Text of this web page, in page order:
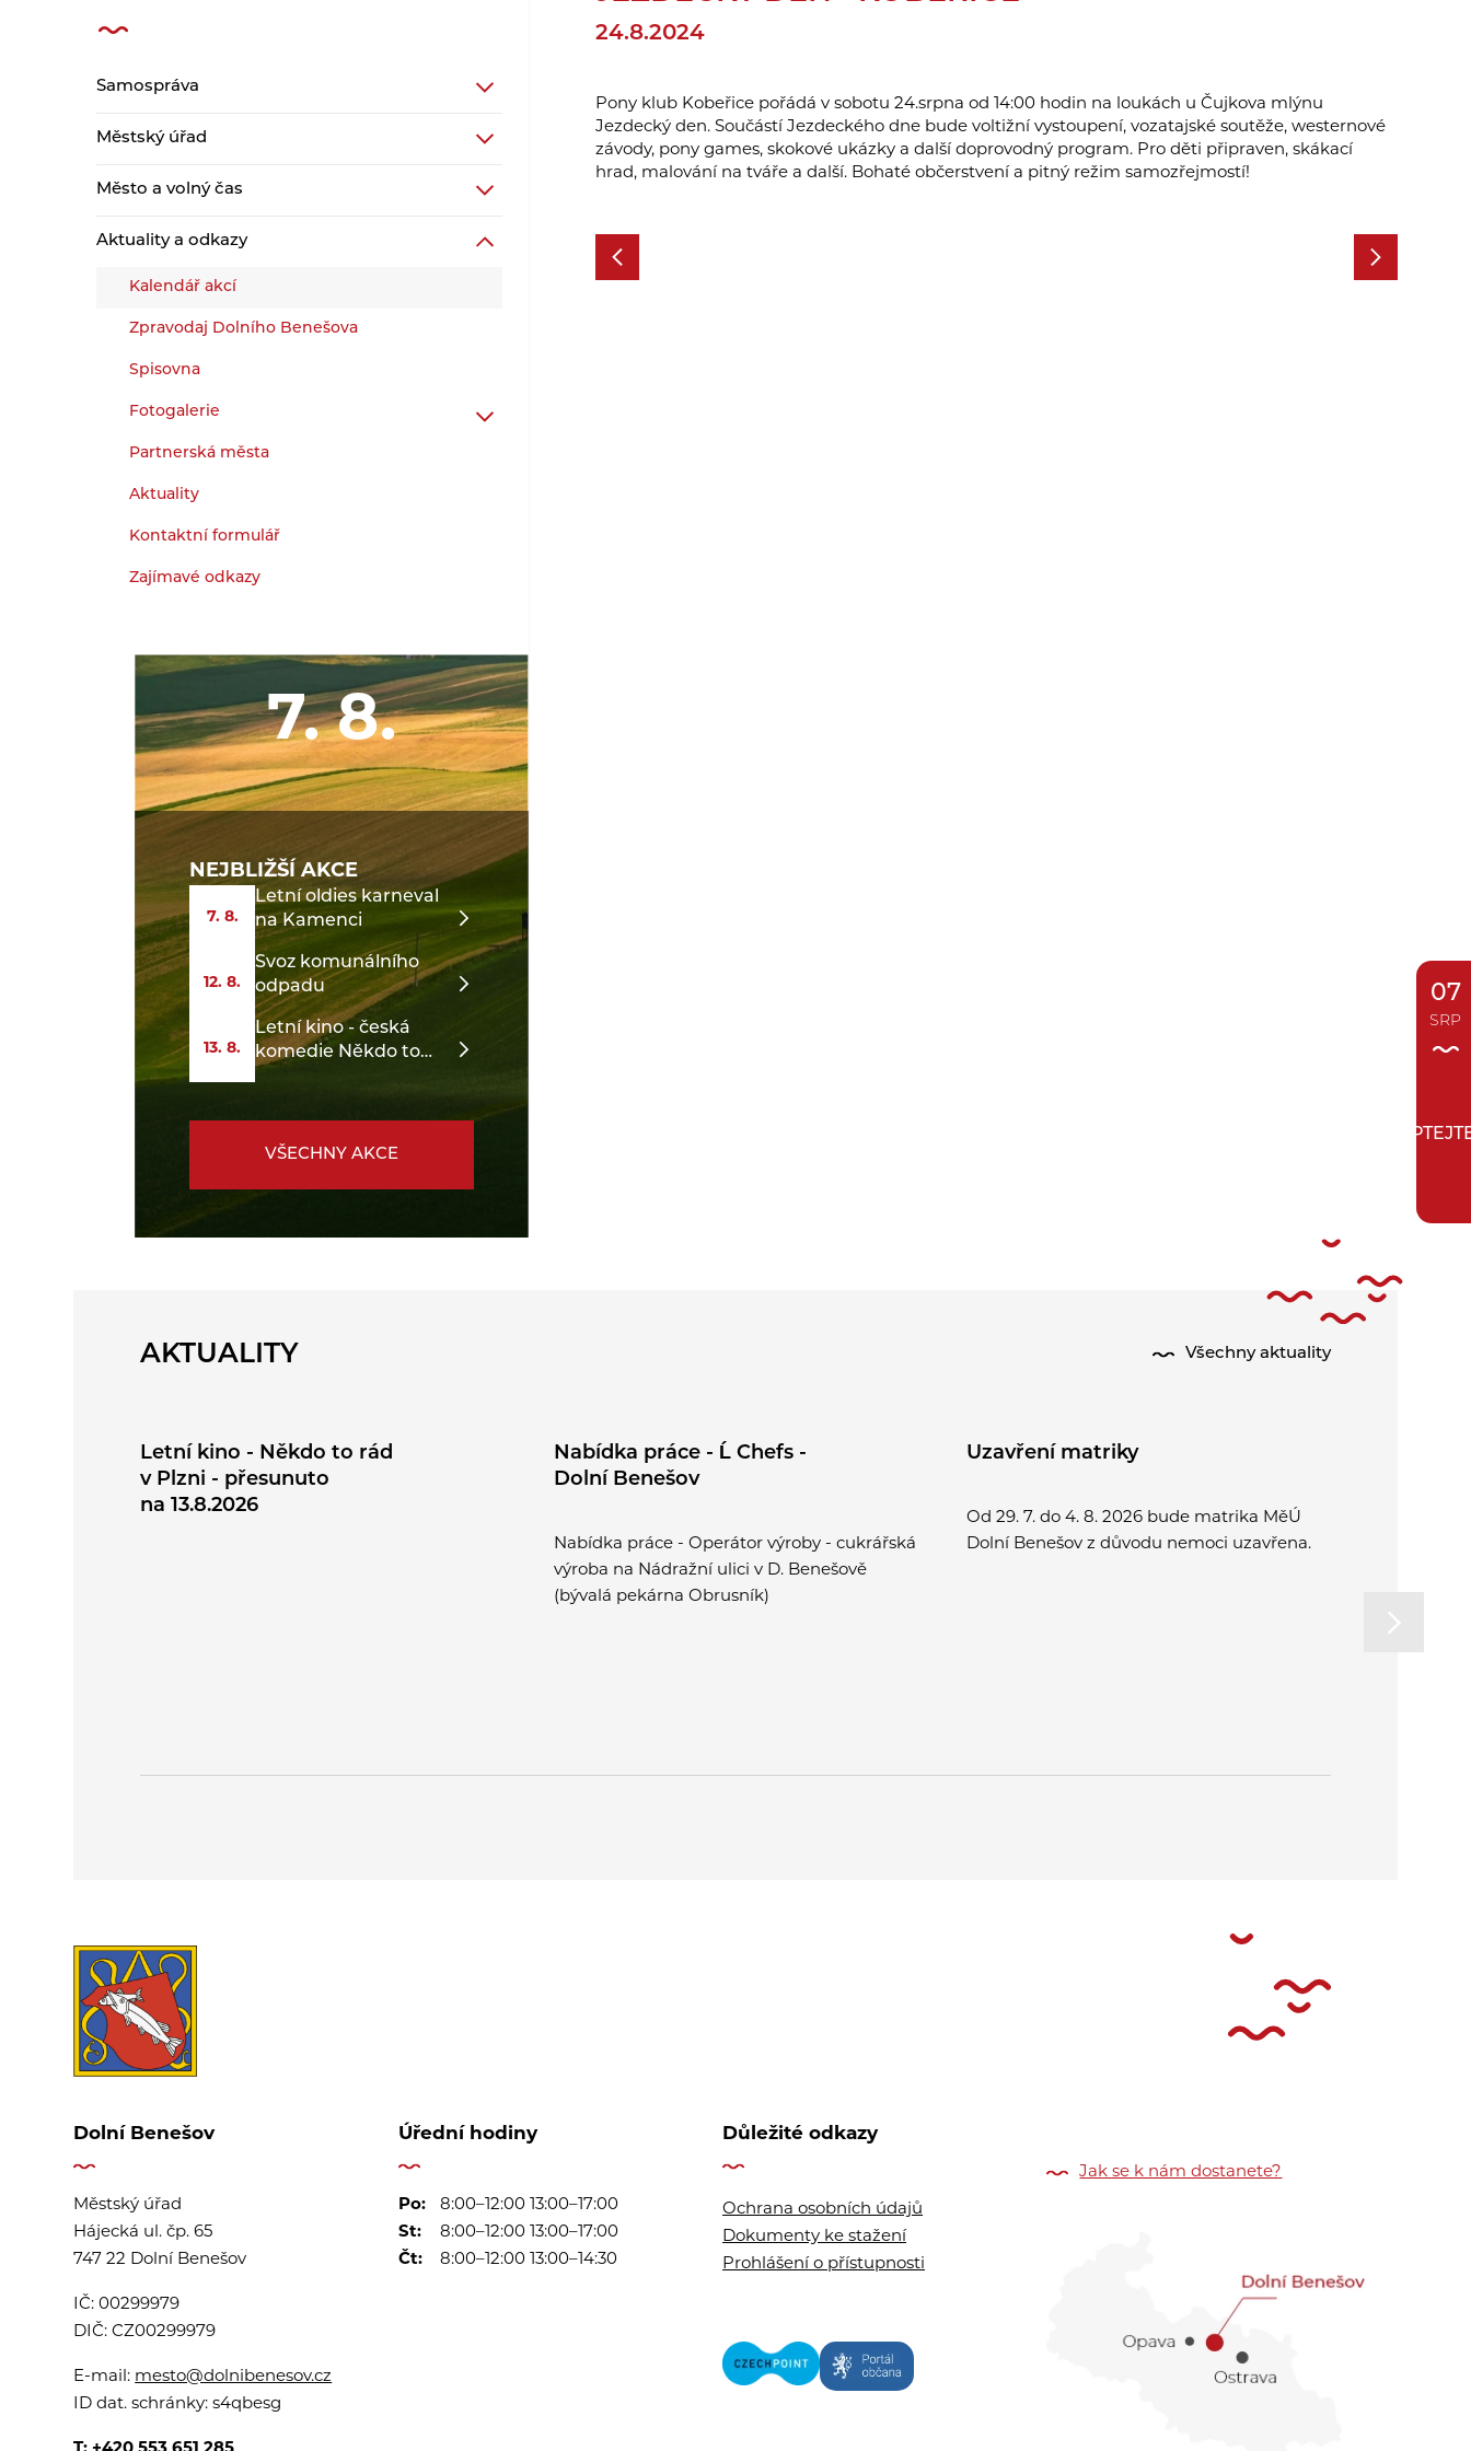
Samospráva
Městský úřad
Město a volný čas
Aktuality a odkazy
Kalendář akcí
Zpravodaj Dolního Benešova
Spisovna
Fotogalerie
Partnerská města
Aktuality
Kontaktní formulář
Zajímavé odkazy
7. 8.
NEJBLIŽŠÍ AKCE
7. 8.
Letní oldies karneval
na Kamenci
12. 8.
Svoz komunálního
odpadu
13. 8.
Letní kino - česká
komedie Někdo to
VŠECHNY AKCE
24.8.2024
Pony klub Kobeřice pořádá v sobotu 24.srpna od 14:00 hodin na loukách u Čujkova mlýnu
Jezdecký den. Součástí Jezdeckého dne bude voltižní vystoupení, vozatajské soutěže, westernové
závody, pony games, skokové ukázky a další doprovodný program. Pro děti připraven, skákací
hrad, malování na tváře a další. Bohaté občerstvení a pitný režim samozřejmostí!
AKTUALITY Všechny aktuality
Letní kino - Někdo to rád
v Plzni - přesunuto
na 13.8.2026
Nabídka práce - Ĺ Chefs -
Dolní Benešov
Nabídka práce - Operátor výroby - cukrářská
výroba na Nádražní ulici v D. Benešově
(bývalá pekárna Obrusník)
Uzavření matriky
Od 29. 7. do 4. 8. 2026 bude matrika MěÚ
Dolní Benešov z důvodu nemoci uzavřena.
Dolní Benešov
Městský úřad
Hájecká ul. čp. 65
747 22 Dolní Benešov
IČ:00299979
DIČ:CZ00299979
E-mail: mesto@dolnibenesov.cz
ID dat. schránky:s4qbesg
Úřední hodiny
Po:
8:00–12:00 13:00–17:00
St:
8:00–12:00 13:00–17:00
Čt:
8:00–12:00 13:00–14:30
Důležité odkazy
Ochrana osobních údajů
Dokumenty ke stažení
Prohlášení o přístupnosti
Jak se k nám dostanete?
07
SRP